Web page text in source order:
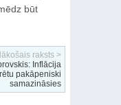
būt
raksts >
Inflācija
pakāpeniski
samazināsies